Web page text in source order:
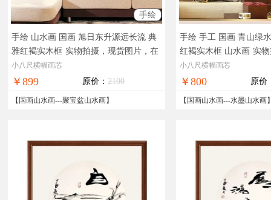
手绘
手绘 山水画 国画 旭日东升源远长流 典
雅红褐实木框 实物拍摄，现货图片，在
线支付，全国免邮
小八尺横幅画芯
￥899 原价： 2100
【 国画山水画---聚宝盆山水画】
手绘 手工 国画 青山绿
红褐实木框 山水画 实
片，在线支付，全国免
小八尺横幅画芯
￥800 原价
【 国画山水画---水墨山水画